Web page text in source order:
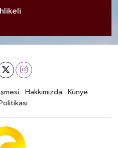
Hakkımızda
Künye